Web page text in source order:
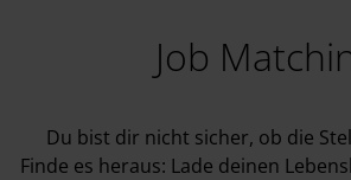
Job
Du bist dir nicht sicher, ob die
Finde es heraus: Lade deinen